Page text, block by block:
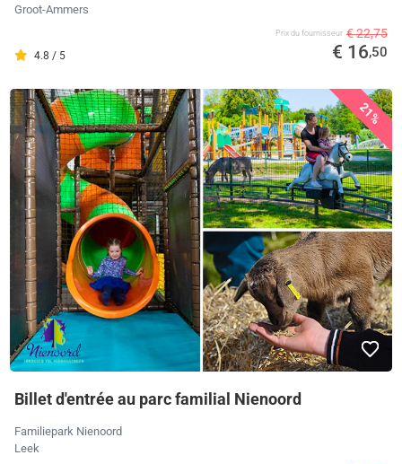
Groot-Ammers
4.8 / 5
Prix ​​du fournisseur € 22,75
€ 16,50
21%
Billet d'entrée au parc familial Nienoord
Familiepark Nienoord
Leek